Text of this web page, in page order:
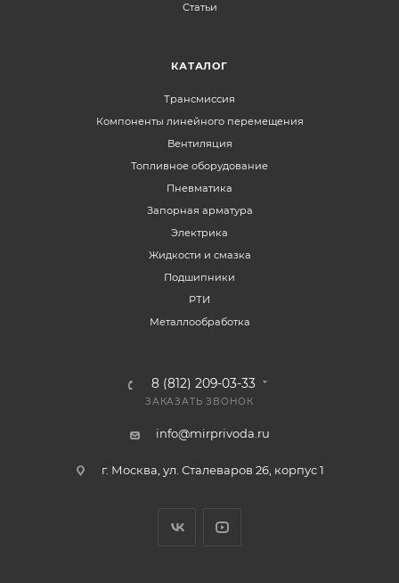
Статьи
КАТАЛОГ
Трансмиссия
Компоненты линейного перемещения
Вентиляция
Топливное оборудование
Пневматика
Запорная арматура
Электрика
Жидкости и смазка
Подшипники
РТИ
Металлообработка
8 (812) 209-03-33
ЗАКАЗАТЬ ЗВОНОК
info@mirprivoda.ru
г. Москва, ул. Сталеваров 26, корпус 1